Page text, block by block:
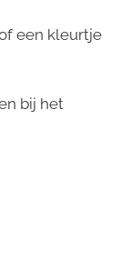
een kleurtje
bij het